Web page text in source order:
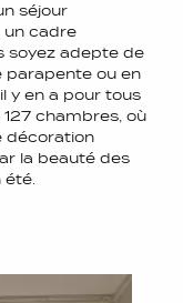
séjour
un cadre
soyez adepte de
parapente ou en
y en a pour tous
chambres, où
décoration
la beauté des